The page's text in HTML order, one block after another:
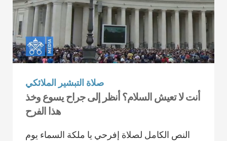
صلاة التبشير الملائكي
أنت لا تعيش السلام؟ أنظر إلى جراح يسوع وخذ
هذا الفرح
النص الكامل لصلاة إفرحي يا ملكة السماء يوم